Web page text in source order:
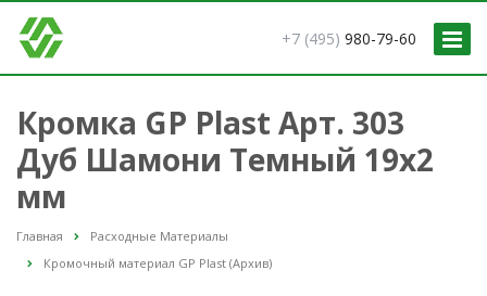
+7 (495) 980-79-60
Кромка GP Plast Арт. 303
Дуб Шамони Темный 19x2
мм
Главная
Расходные Материалы
Кромочный материал GP Plast (Архив)